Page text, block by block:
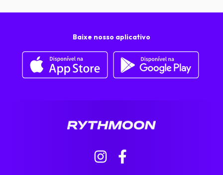
Baixe nosso aplicativo